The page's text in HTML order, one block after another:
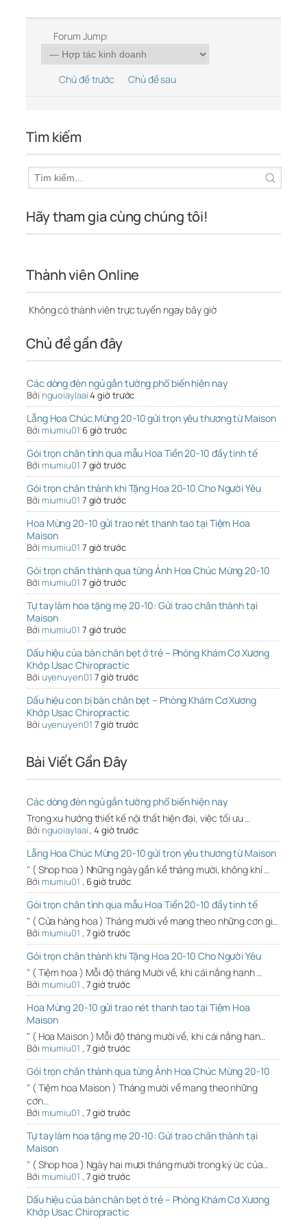
Forum Jump:
Chủ đề trước Chủ đề sau
Tìm kiếm
Hãy tham gia cùng chúng tôi!
Thành viên Online
Không có thành viên trực tuyến ngay bây giờ
Chủ đề gần đây
Các dòng đèn ngủ gắn tường phổ biến hiện nay
Bởi nguoiaylaai4 giờ trước
Lẵng Hoa Chúc Mừng 20-10 gửi trọn yêu thương từ Maison
Bởi miumiu01 6 giờ trước
Gói trọn chân tình qua mẫu Hoa Tiền 20-10 đầy tinh tế
Bởi miumiu01 7 giờ trước
Gói trọn chân thành khi Tặng Hoa 20-10 Cho Người Yêu
Bởi miumiu01 7 giờ trước
Hoa Mừng 20-10 gửi trao nét thanh tao tại Tiệm Hoa
Maison
Bởi miumiu01 7 giờ trước
Gói trọn chân thành qua từng Ảnh Hoa Chúc Mừng 20-10
Bởi miumiu01 7 giờ trước
Tự tay làm hoa tặng mẹ 20-10: Gửi trao chân thành tại
Maison
Bởi miumiu01 7 giờ trước
Dấu hiệu của bàn chân bẹt ở trẻ – Phòng Khám Cơ Xương
Khớp Usac Chiropractic
Bởi uyenuyen01 7 giờ trước
Dấu hiệu con bị bàn chân bẹt – Phòng Khám Cơ Xương
Khớp Usac Chiropractic
Bởi uyenuyen01 7 giờ trước
Bài Viết Gần Đây
Các dòng đèn ngủ gắn tường phổ biến hiện nay
Trong xu hướng thiết kế nội thất hiện đại, việc tối ưu …
Bởi nguoiaylaai,4 giờ trước
Lẵng Hoa Chúc Mừng 20-10 gửi trọn yêu thương từ Maison
" ( Shop hoa ) Những ngày gần kề tháng mười, không khí …
Bởi miumiu01 , 6 giờ trước
Gói trọn chân tình qua mẫu Hoa Tiền 20-10 đầy tinh tế
" ( Cửa hàng hoa ) Tháng mười về mang theo những cơn gi…
Bởi miumiu01 , 7 giờ trước
Gói trọn chân thành khi Tặng Hoa 20-10 Cho Người Yêu
" ( Tiệm hoa ) Mỗi độ tháng Mười về, khi cái nắng hanh …
Bởi miumiu01 , 7 giờ trước
Hoa Mừng 20-10 gửi trao nét thanh tao tại Tiệm Hoa
Maison
" ( Hoa Maison ) Mỗi độ tháng mười về, khi cái nắng han…
Bởi miumiu01 , 7 giờ trước
Gói trọn chân thành qua từng Ảnh Hoa Chúc Mừng 20-10
" ( Tiệm hoa Maison ) Tháng mười về mang theo những
cơn…
Bởi miumiu01 , 7 giờ trước
Tự tay làm hoa tặng mẹ 20-10: Gửi trao chân thành tại
Maison
" ( Shop hoa ) Ngày hai mươi tháng mười trong ký ức của…
Bởi miumiu01 , 7 giờ trước
Dấu hiệu của bàn chân bẹt ở trẻ – Phòng Khám Cơ Xương
Khớp Usac Chiropractic